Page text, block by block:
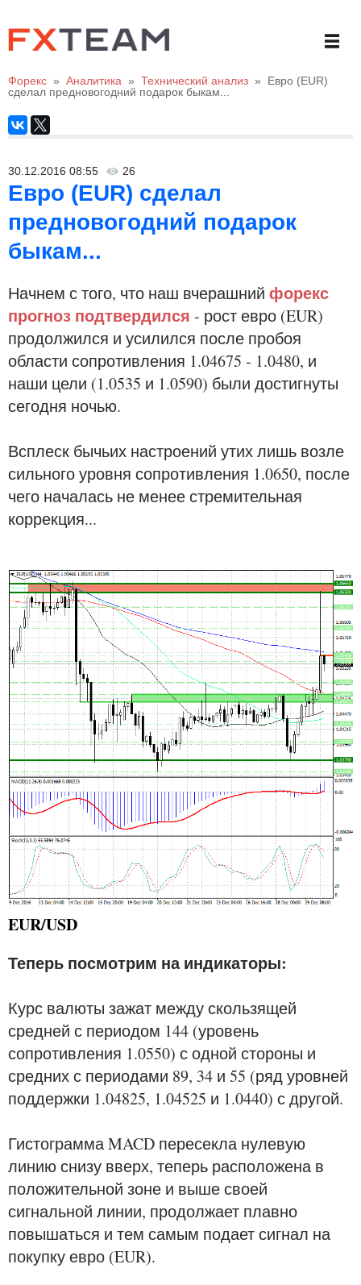
Форекс » Аналитика » Технический анализ »
Евро (EUR)
сделал предновогодний подарок быкам...
30.12.2016 08:55 26
Евро (EUR) сделал
предновогодний подарок
быкам...
Начнем с того, что наш вчерашний форекс
прогноз подтвердился - рост евро (EUR)
продолжился и усилился после пробоя
области сопротивления 1.04675 - 1.0480, и
наши цели (1.0535 и 1.0590) были достигнуты
сегодня ночью.
Всплеск бычьих настроений утих лишь возле
сильного уровня сопротивления 1.0650, после
чего началась не менее стремительная
коррекция...
EUR/USD
Теперь посмотрим на индикаторы:
Курс валюты зажат между скользящей
средней с периодом 144 (уровень
сопротивления 1.0550) с одной стороны и
средних с периодами 89, 34 и 55 (ряд уровней
поддержки 1.04825, 1.04525 и 1.0440) с другой.
Гистограмма MACD пересекла нулевую
линию снизу вверх, теперь расположена в
положительной зоне и выше своей
сигнальной линии, продолжает плавно
повышаться и тем самым подает сигнал на
покупку евро (EUR).